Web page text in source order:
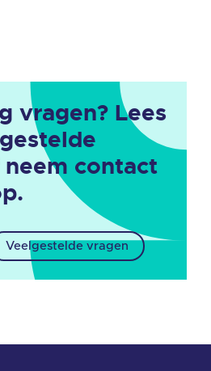
vragen? Lees
contact
Veelgestelde vragen